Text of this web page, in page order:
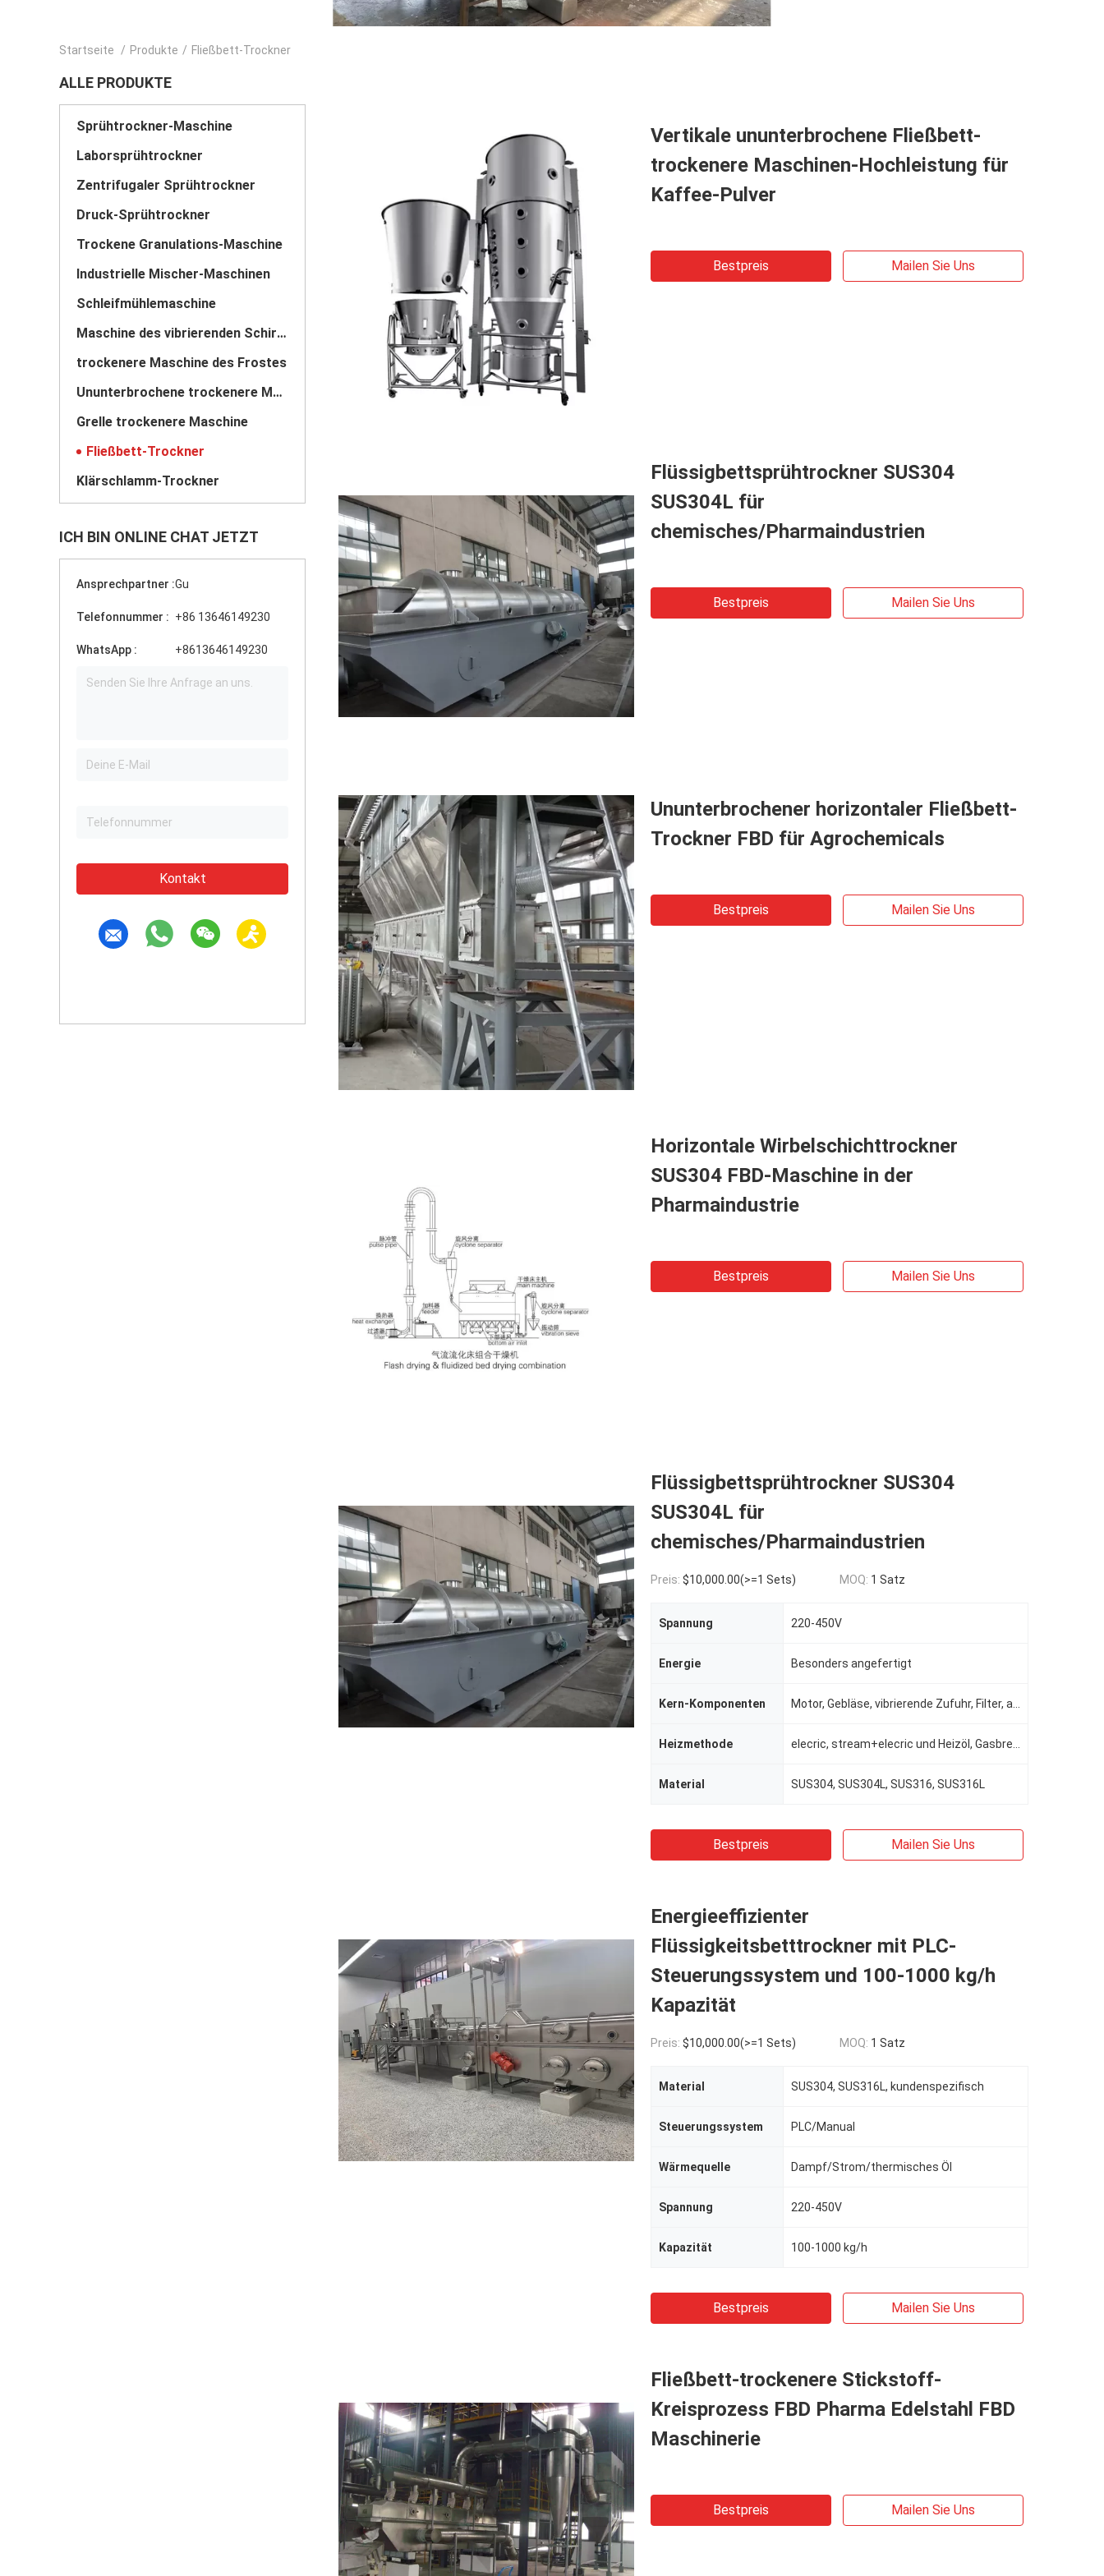
Startseite / Produkte / Fließbett-Trockner
ALLE PRODUKTE
Sprühtrockner-Maschine
Laborsprühtrockner
Zentrifugaler Sprühtrockner
Druck-Sprühtrockner
Trockene Granulations-Maschine
Industrielle Mischer-Maschinen
Schleifmühlemaschine
Maschine des vibrierenden Schirmes
trockenere Maschine des Frostes
Ununterbrochene trockenere Maschine
Grelle trockenere Maschine
Fließbett-Trockner
Klärschlamm-Trockner
ICH BIN ONLINE CHAT JETZT
Ansprechpartner :Gu
Telefonnummer : +86 13646149230
WhatsApp : +8613646149230
Kontakt
Vertikale ununterbrochene Fließbett-
trockenere Maschinen-Hochleistung für
Kaffee-Pulver
Bestpreis Mailen Sie Uns
Flüssigbettsprühtrockner SUS304
SUS304L für
chemisches/Pharmaindustrien
Bestpreis Mailen Sie Uns
Ununterbrochener horizontaler Fließbett-
Trockner FBD für Agrochemicals
Bestpreis Mailen Sie Uns
Horizontale Wirbelschichttrockner
SUS304 FBD-Maschine in der
Pharmaindustrie
Bestpreis Mailen Sie Uns
Flüssigbettsprühtrockner SUS304
SUS304L für
chemisches/Pharmaindustrien
Preis: $10,000.00(>=1 Sets) MOQ: 1 Satz
Spannung 220-450V
Energie Besonders angefertigt
Kern-Komponenten
Heizmethode
Material SUS304, SUS304L, SUS316, SUS316L
Bestpreis Mailen Sie Uns
Energieeffizienter
Flüssigkeitsbetttrockner mit PLC-
Steuerungssystem und 100-1000 kg/h
Kapazität
Preis: $10,000.00(>=1 Sets) MOQ: 1 Satz
Material SUS304, SUS316L, kundenspezifisch
Steuerungssystem PLC/Manual
Wärmequelle Dampf/Strom/thermisches Öl
Spannung 220-450V
Kapazität 100-1000 kg/h
Bestpreis Mailen Sie Uns
Fließbett-trockenere Stickstoff-
Kreisprozess FBD Pharma Edelstahl FBD
Maschinerie
Bestpreis Mailen Sie Uns